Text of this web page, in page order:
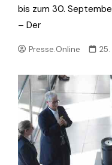
bis zum 30.
– Der
Presse.Online